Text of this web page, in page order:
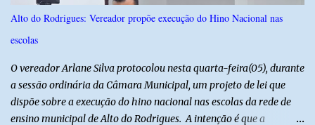
para defender interesses empresariais com a administração
pública. Segundo a Polícia Federal, a atuação dele contou com a
ajuda de Luchsinger e se concentrou no Ministério da Saúde e no
Alto do Rodrigues: Vereador propõe execução do Hino Nacional nas
escolas
O vereador Arlane Silva protocolou nesta quarta-feira(05), durante
a sessão ordinária da Câmara Municipal, um projeto de lei que
dispõe sobre a execução do hino nacional nas escolas da rede de
ensino municipal de Alto do Rodrigues. A intenção é que a